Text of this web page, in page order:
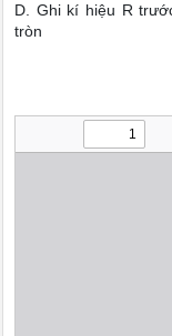
D. Ghi kí hiệu R
tròn